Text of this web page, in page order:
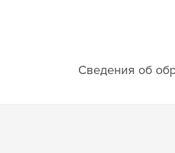
Сведения об